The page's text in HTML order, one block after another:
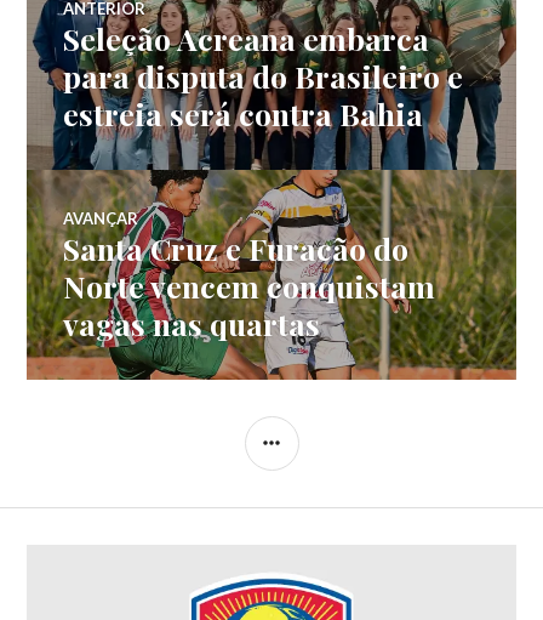
ANTERIOR
Seleção Acreana embarca
para disputa do Brasileiro e
estreia será contra Bahia
AVANÇAR
Santa Cruz e Furacão do
Norte vencem conquistam
vagas nas quartas